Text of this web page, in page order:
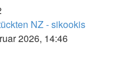
NZ - sikookis
2026, 14:46